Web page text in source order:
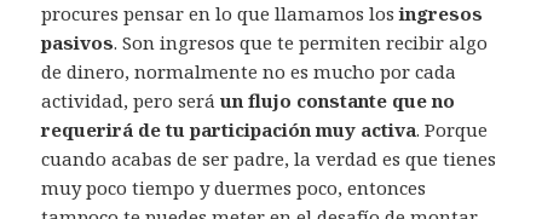
procures pensar en lo que llamamos losingresos
pasivos. Son ingresos que te permiten recibir algo
de dinero, normalmente no es mucho por cada
actividad, pero seráun flujo constante que no
requerirá de tu participación muy activa. Porque
cuando acabas de ser padre, la verdad es que tienes
muy poco tiempo y duermes poco, entonces